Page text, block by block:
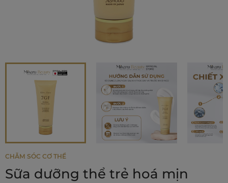
CHĂM SÓC CƠ THỂ
Sữa dưỡng thể trẻ hoá mịn